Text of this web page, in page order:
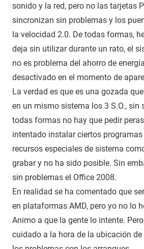
sonido y la red, pero no las tarjetas
sincronizan sin problemas y los
la velocidad 2.0. De todas formas,
deja sin utilizar durante un rato, el
no es problema del ahorro de
desactivado en el momento de
La verdad es que es una gozada
en un mismo sistema los 3 S.O., sin
todas formas no hay que pedir
intentado instalar ciertos
recursos especiales de sistema
grabar y no ha sido posible. Sin
sin problemas el Office 2008.
En realidad se ha comentado que
en plataformas AMD, pero yo no lo
Animo a que la gente lo intente.
cuidado a la hora de la ubicación